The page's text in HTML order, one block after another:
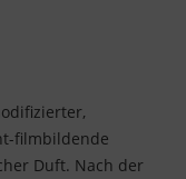
filmbildende
Duft. Nach der